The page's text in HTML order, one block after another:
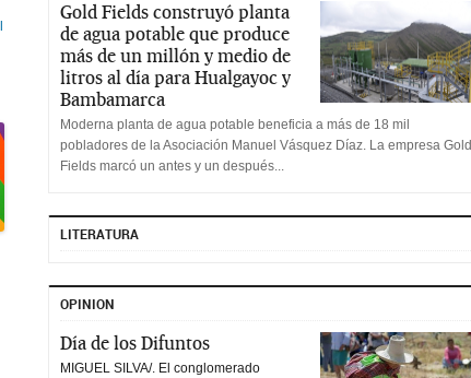
Gold Fields construyó planta
de agua potable que produce
más de un millón y medio de
litros al día para Hualgayoc y
Bambamarca
Moderna planta de agua potable beneficia a más de 18 mil
pobladores de la Asociación Manuel Vásquez Díaz. La empresa Gold
Fields marcó un antes y un después...
LITERATURA
OPINION
Día de los Difuntos
MIGUEL SILVA/. El conglomerado